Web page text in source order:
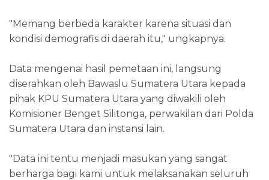
"Memang berbeda karakter karena situasi dan
kondisi demografis di daerah itu," ungkapnya.
Data mengenai hasil pemetaan ini, langsung
diserahkan oleh Bawaslu Sumatera Utara kepada
pihak KPU Sumatera Utara yang diwakili oleh
Komisioner Benget Silitonga, perwakilan dari Polda
Sumatera Utara dan instansi lain.
"Data ini tentu menjadi masukan yang sangat
berharga bagi kami untuk melaksanakan seluruh